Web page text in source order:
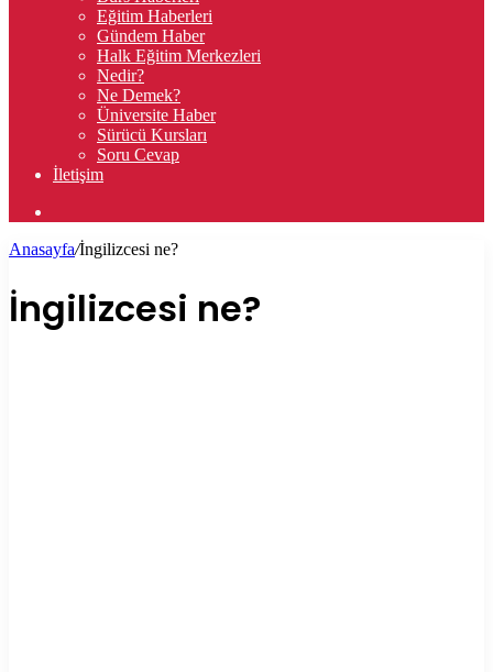
Eğitim Haberleri
Gündem Haber
Halk Eğitim Merkezleri
Nedir?
Ne Demek?
Üniversite Haber
Sürücü Kursları
Soru Cevap
İletişim
...
Anasayfa/İngilizcesi ne?
İngilizcesi ne?